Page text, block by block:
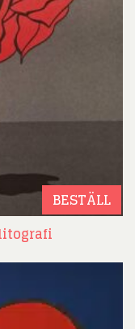
BESTÄLL